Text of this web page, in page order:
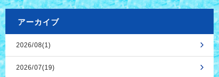
アーカイブ
2026/08(1)
2026/07(19)